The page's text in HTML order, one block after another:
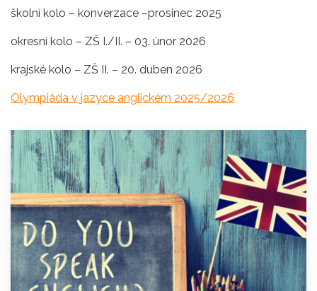
školní kolo – konverzace –prosinec 2025
okresní kolo – ZŠ I./II. – 03. únor 2026
krajské kolo – ZŠ II. – 20. duben 2026
Olympiáda v jazyce anglickém 2025/2026